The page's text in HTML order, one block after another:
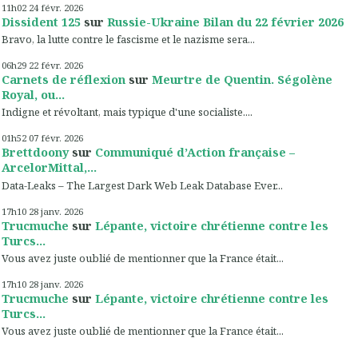
11h02 24 févr. 2026
Dissident 125 sur Russie-Ukraine Bilan du 22 février 2026
Bravo, la lutte contre le fascisme et le nazisme sera...
06h29 22 févr. 2026
Carnets de réflexion sur Meurtre de Quentin. Ségolène
Royal, ou...
Indigne et révoltant, mais typique d'une socialiste....
01h52 07 févr. 2026
Brettdoonysur Communiqué d’Action française –
ArcelorMittal,...
Data-Leaks – The Largest Dark Web Leak Database Ever...
17h10 28 janv. 2026
Trucmuche sur Lépante, victoire chrétienne contre les
Turcs...
Vous avez juste oublié de mentionner que la France était...
17h10 28 janv. 2026
Trucmuche sur Lépante, victoire chrétienne contre les
Turcs...
Vous avez juste oublié de mentionner que la France était...